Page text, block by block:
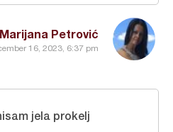
Marijana Petrović
16, 2023, 6:37 pm
jela prokelj